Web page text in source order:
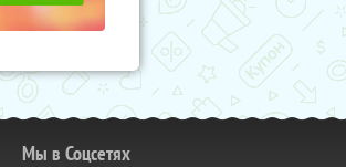
Мы в Соцсетях